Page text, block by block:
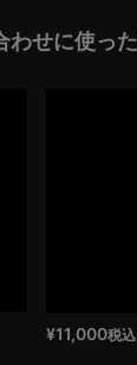
¥11,000税込